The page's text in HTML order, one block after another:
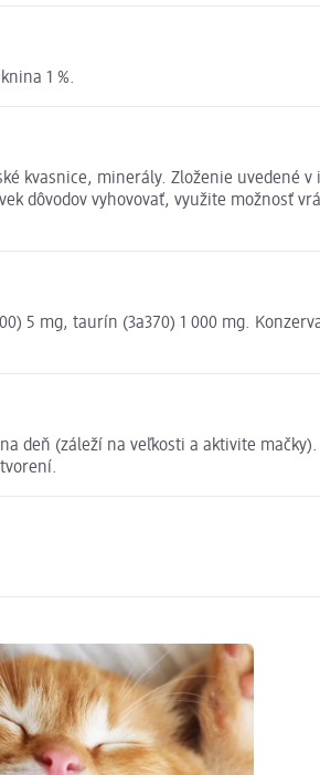
1 %.
kvasnice, minerály. Zloženie
dôvodov vyhovovať, využite možnosť
5 mg, taurín (3a370) 1 000 mg.
deň (záleží na veľkosti a aktivite